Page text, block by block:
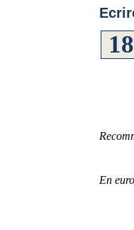
En